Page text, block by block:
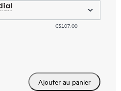
C$107.00
Ajouter au panier